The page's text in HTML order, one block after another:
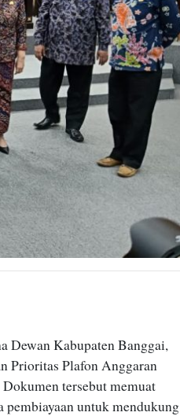
Kabupaten Banggai,
Prioritas Plafon Anggaran
tersebut memuat
pembiayaan untuk mendukung